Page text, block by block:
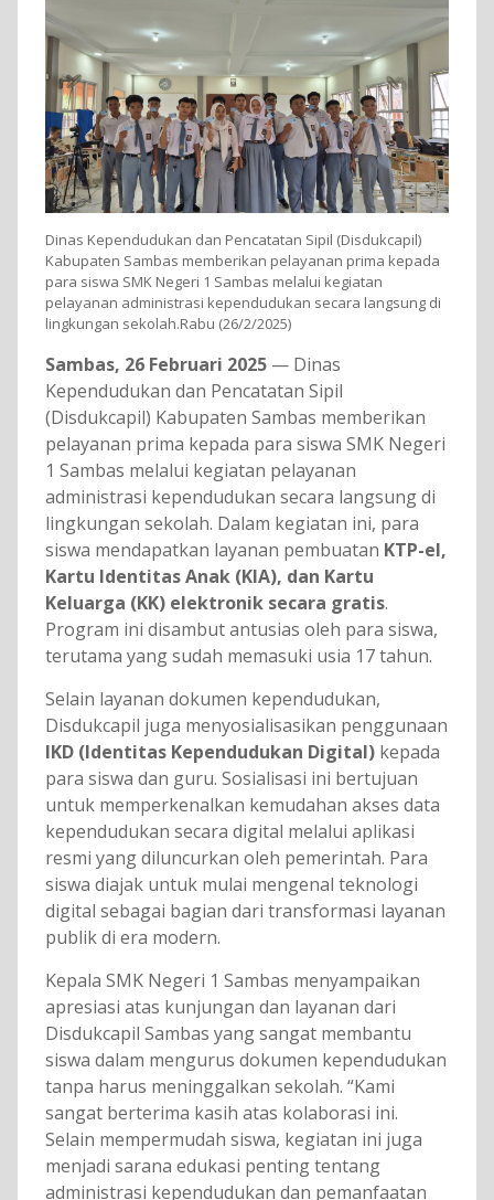
Dinas Kependudukan dan Pencatatan Sipil (Disdukcapil)
Kabupaten Sambas memberikan pelayanan prima kepada
para siswa SMK Negeri 1 Sambas melalui kegiatan
pelayanan administrasi kependudukan secara langsung di
lingkungan sekolah.Rabu (26/2/2025)
Sambas, 26 Februari 2025— Dinas
Kependudukan dan Pencatatan Sipil
(Disdukcapil) Kabupaten Sambas memberikan
pelayanan prima kepada para siswa SMK Negeri
1 Sambas melalui kegiatan pelayanan
administrasi kependudukan secara langsung di
lingkungan sekolah. Dalam kegiatan ini, para
siswa mendapatkan layanan pembuatan KTP-el,
Kartu Identitas Anak (KIA), dan Kartu
Keluarga (KK) elektronik secara gratis.
Program ini disambut antusias oleh para siswa,
terutama yang sudah memasuki usia 17 tahun.
Selain layanan dokumen kependudukan,
Disdukcapil juga menyosialisasikan penggunaan
IKD (Identitas Kependudukan Digital)kepada
para siswa dan guru. Sosialisasi ini bertujuan
untuk memperkenalkan kemudahan akses data
kependudukan secara digital melalui aplikasi
resmi yang diluncurkan oleh pemerintah. Para
siswa diajak untuk mulai mengenal teknologi
digital sebagai bagian dari transformasi layanan
publik di era modern.
Kepala SMK Negeri 1 Sambas menyampaikan
apresiasi atas kunjungan dan layanan dari
Disdukcapil Sambas yang sangat membantu
siswa dalam mengurus dokumen kependudukan
tanpa harus meninggalkan sekolah. “Kami
sangat berterima kasih atas kolaborasi ini.
Selain mempermudah siswa, kegiatan ini juga
menjadi sarana edukasi penting tentang
administrasi kependudukan dan pemanfaatan